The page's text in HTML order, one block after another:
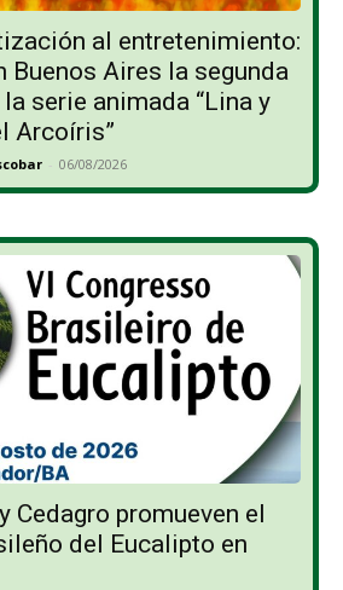
al entretenimiento:
Buenos Aires la segunda
serie animada “Lina y
Arcoíris”
- 06/08/2026
Cedagro promueven el
del Eucalipto en